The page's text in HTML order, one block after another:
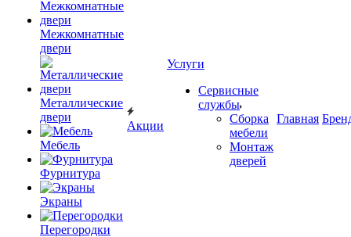
Межкомнатные
двери
Металлические
двери
Мебель
Фурнитура
Экраны
Перегородки
Акции
Услуги
Сервисные
службы
Сборка
мебели
Монтаж
дверей
Главная